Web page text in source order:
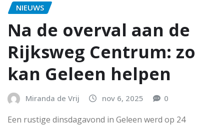
NIEUWS
Na de overval aan de
Rijksweg Centrum: zo
kan Geleen helpen
Miranda de Vrij nov 6, 2025 0
Een rustige dinsdagavond in Geleen werd op 24